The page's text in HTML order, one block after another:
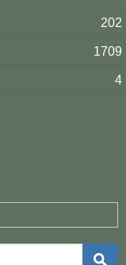
202
1709
4